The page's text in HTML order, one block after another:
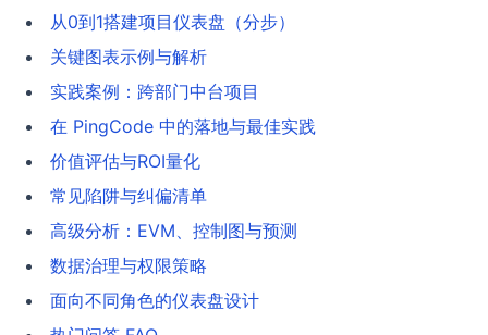
从0到1搭建项目仪表盘（分步）
关键图表示例与解析
实践案例：跨部门中台项目
在 PingCode 中的落地与最佳实践
价值评估与ROI量化
常见陷阱与纠偏清单
高级分析：EVM、控制图与预测
数据治理与权限策略
面向不同角色的仪表盘设计